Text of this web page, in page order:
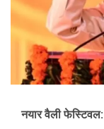
नयार वैली